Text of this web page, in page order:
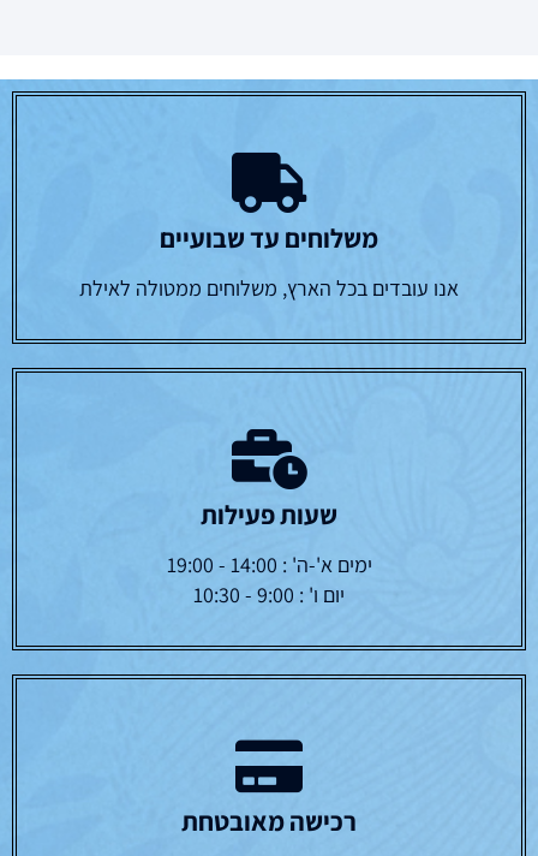
משלוחים עד שבועיים
אנו עובדים בכל הארץ, משלוחים ממטולה לאילת
שעות פעילות
ימים א'-ה' : 14:00 - 19:00
יום ו' : 9:00 - 10:30
רכישה מאובטחת